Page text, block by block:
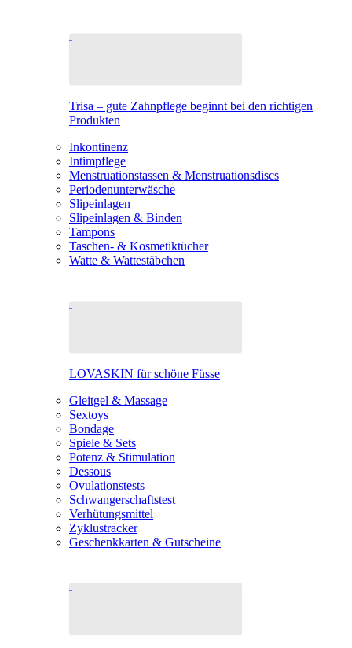
Trisa – gute Zahnpflege beginnt bei den richtigen
Produkten
Inkontinenz
Intimpflege
Menstruationstassen & Menstruationsdiscs
Periodenunterwäsche
Slipeinlagen
Slipeinlagen & Binden
Tampons
Taschen- & Kosmetiktücher
Watte & Wattestäbchen
LOVASKIN für schöne Füsse
Gleitgel & Massage
Sextoys
Bondage
Spiele & Sets
Potenz & Stimulation
Dessous
Ovulationstests
Schwangerschaftstest
Verhütungsmittel
Zyklustracker
Geschenkkarten & Gutscheine